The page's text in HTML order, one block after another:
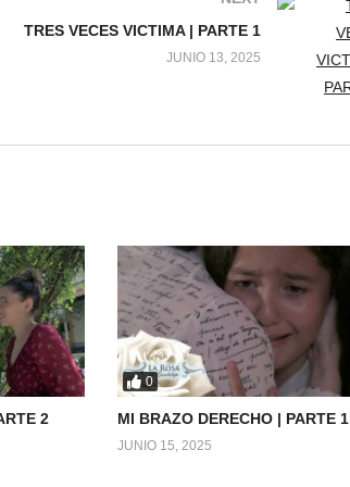
TRES VECES VICTIMA | PARTE 1
JUNIO 13, 2025
2
0
MI BRAZO DERECHO | PARTE 1
JUNIO 15, 2025